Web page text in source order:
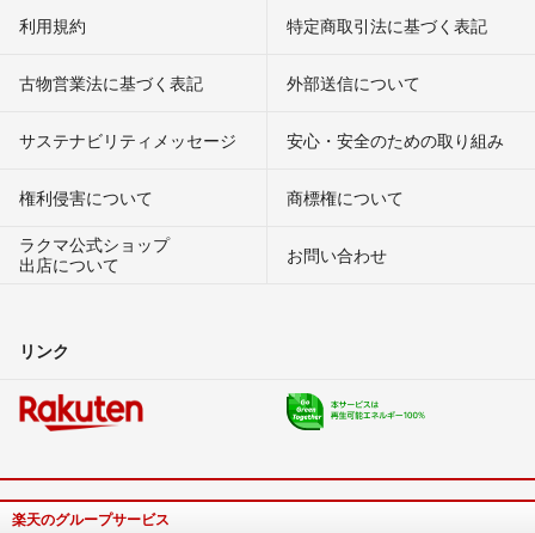
利用規約 特定商取引法に基づく表記
古物営業法に基づく表記 外部送信について
サステナビリティメッセージ 安心・安全のための取り組み
権利侵害について
商標権について
ラクマ公式ショップ
出店について
お問い合わせ
リンク
楽天のグループサービス